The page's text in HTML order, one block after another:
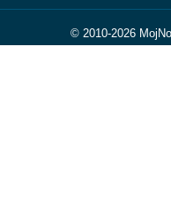
© 2010-2026